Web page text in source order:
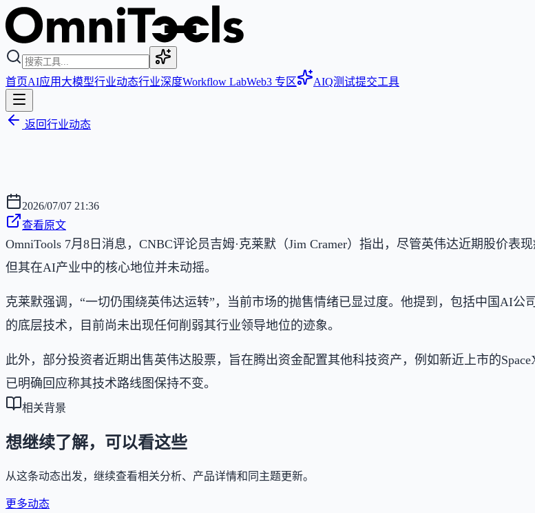
首页AI应用 大模型行业动态行业深度Workflow LabWeb3 专区 AIQ测试提交工具
返回行业动态
2026/07/07 21:36
查看原文
OmniTools 7月8日消息，CNBC评论员吉姆·克莱默（Jim Cramer）指出，尽管英伟达近期股价表
但其在AI产业中的核心地位并未动摇。
克莱默强调，“一切仍围绕英伟达运转”，当前市场的抛售情绪已显过度。他提到，包括中国AI公
的底层技术，目前尚未出现任何削弱其行业领导地位的迹象。
此外，部分投资者近期出售英伟达股票，旨在腾出资金配置其他科技资产，例如新近上市的
已明确回应称其技术路线图保持不变。
相关背景
想继续了解，可以看这些
从这条动态出发，继续查看相关分析、产品详情和同主题更新。
更多动态